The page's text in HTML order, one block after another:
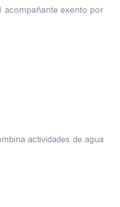
acompañante exento por
actividades de agua